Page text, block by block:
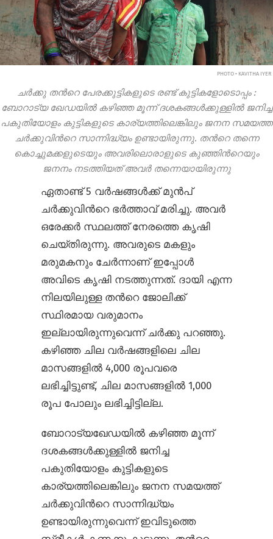
PHOTO • KAVITHA IYER
ചർക്കു തന്‍റെ പേരക്കുട്ടികളുടെ രണ്ട് കുട്ടികളോടൊപ്പം :
ബോറാട്യ ഖേഡയിൽ കഴിഞ്ഞ മൂന്ന് ദശകങ്ങൾക്കുള്ളിൽ ജനിച്ച
പകുതിയോളം കുട്ടികളുടെ കാര്യത്തിലെങ്കിലും ജനന സമയത്ത്
ചർക്കുവിന്‍റെ സാന്നിദ്ധ്യം ഉണ്ടായിരുന്നു. തന്‍റെ തന്നെ
കൊച്ചുമക്കളുടെയും അവരിലൊരാളുടെ കുഞ്ഞിന്‍റെയും
ജനനം നടത്തിയത് അവർ തന്നെയായിരുന്നു
ഏതാണ്ട് 5 വർഷങ്ങൾക്ക് മുൻപ്
ചർക്കുവിന്‍റെ ഭർത്താവ് മരിച്ചു. അവർ
ഒരേക്കർ സ്ഥലത്ത് നേരത്തെ കൃഷി
ചെയ്തിരുന്നു. അവരുടെ മകളും
മരുമകനും ചേർന്നാണ് ഇപ്പോൾ
അവിടെ കൃഷി നടത്തുന്നത്. ദായി എന്ന
നിലയിലുള്ള തന്‍റെ ജോലിക്ക്
സ്ഥിരമായ വരുമാനം
ഇല്ലായിരുന്നുവെന്ന് ചർക്കു പറഞ്ഞു.
കഴിഞ്ഞ ചില വർഷങ്ങളിലെ ചില
മാസങ്ങളിൽ 4,000 രൂപവരെ
ലഭിച്ചിട്ടുണ്ട്, ചില മാസങ്ങളിൽ 1,000
രൂപ പോലും ലഭിച്ചിട്ടില്ല.
ബോറാട്യഖേഡയിൽ കഴിഞ്ഞ മൂന്ന്
ദശകങ്ങൾക്കുള്ളിൽ ജനിച്ച
പകുതിയോളം കുട്ടികളുടെ
കാര്യത്തിലെങ്കിലും ജനന സമയത്ത്
ചർക്കുവിന്‍റെ സാന്നിദ്ധ്യം
ഉണ്ടായിരുന്നുവെന്ന് ഇവിടുത്തെ